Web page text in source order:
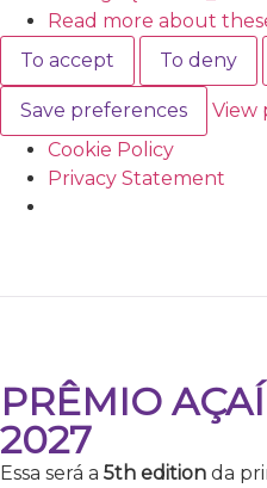
Read more about
To accept
To deny
Save preferences
View
Cookie Policy
Privacy Statement
PRÊMIO
2027
Essa será a 5th edition da